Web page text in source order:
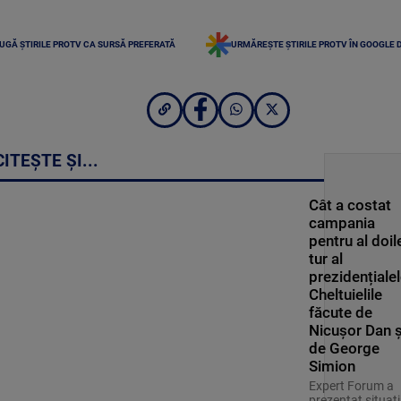
ȘTIRILE PROTV CA SURSĂ PREFERATĂ URMĂREȘTE ȘTIRILE PROTV ÎN GOOGLE
ȘI...
Cât a costat
campania
pentru al
tur al
Cheltuielile
făcute de
Nicușor Dan
de George
Simion
Expert Forum a